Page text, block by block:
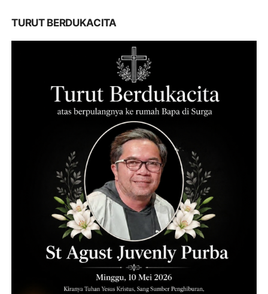
TURUT BERDUKACITA